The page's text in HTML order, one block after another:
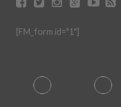
[FM_form id="1"]